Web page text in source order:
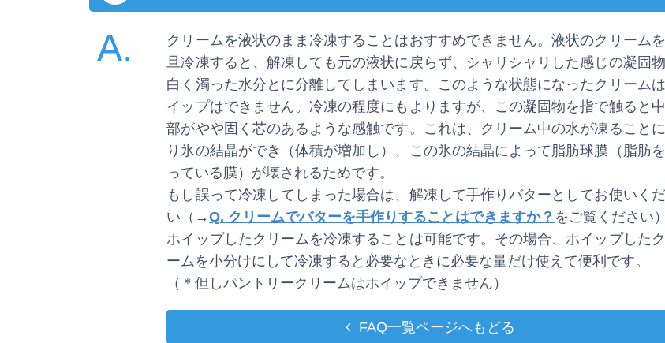
A.
クリームを液状のまま冷凍することはおすすめできません。液状のクリーム
旦冷凍すると、解凍しても元の液状に戻らず、シャリシャリした感じの凝固
白く濁った水分とに分離してしまいます。このような状態になったクリーム
イップはできません。冷凍の程度にもよりますが、この凝固物を指で触ると
部がやや固く芯のあるような感触です。これは、クリーム中の水が凍ること
り氷の結晶ができ（体積が増加し）、この氷の結晶によって脂肪球膜（脂肪
っている膜）が壊されるためです。
もし誤って冷凍してしまった場合は、解凍して手作りバターとしてお使いく
い（→Q. クリームでバターを手作りすることはできますか？ をご覧ください）
ホイップしたクリームを冷凍することは可能です。その場合、ホイップした
ームを小分けにして冷凍すると必要なときに必要な量だけ使えて便利です。
（＊但しパントリークリームはホイップできません）
FAQ一覧ページへもどる